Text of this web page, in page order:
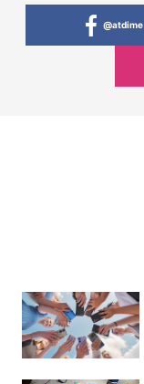
@atdime